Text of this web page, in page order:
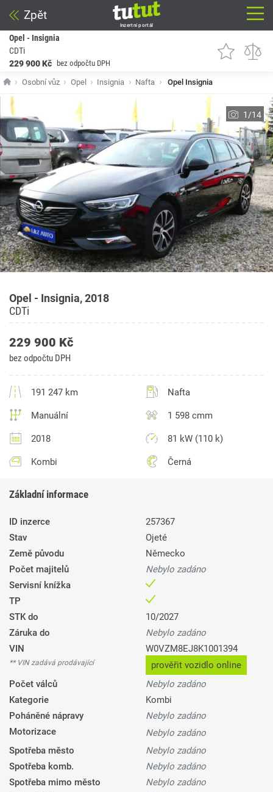
Zpět
Inzertní portál
Opel - Insignia
CDTi
229 900 Kč
bez odpočtu DPH
Osobní vůz Opel Insignia Nafta Opel Insignia
1/14
Opel - Insignia, 2018
CDTi
229 900 Kč
bez odpočtu DPH
191 247 km Nafta
Manuální 1 598 cmm
2018 81 kW (110 k)
Kombi Černá
Základní informace
ID inzerce
257367
Stav
Ojeté
Země původu
Německo
Počet majitelů
Nebylo zadáno
Servisní knížka
TP
STK do
10/2027
Záruka do
Nebylo zadáno
VIN
** VIN zadává prodávající
W0VZM8EJ8K1001394
prověřit vozidlo online
Počet válců
Nebylo zadáno
Kategorie
Kombi
Poháněné nápravy
Nebylo zadáno
Motorizace
Nebylo zadáno
Spotřeba město
Nebylo zadáno
Spotřeba komb.
Nebylo zadáno
Spotřeba mimo město
Nebylo zadáno